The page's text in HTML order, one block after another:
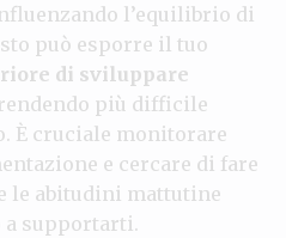
l’equilibrio di
può esporre il tuo
di sviluppare
più difficile
È cruciale monitorare
e cercare di fare
le abitudini mattutine
supportarti.